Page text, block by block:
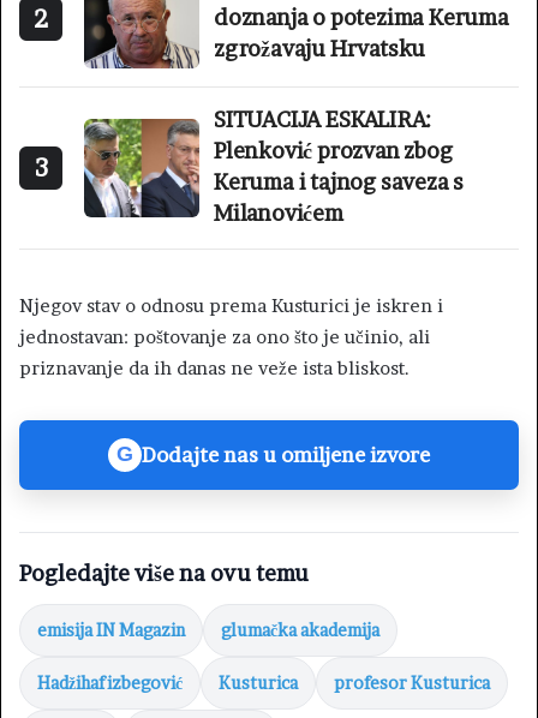
2
doznanja o potezima Keruma
zgrožavaju Hrvatsku
3
SITUACIJA ESKALIRA:
Plenković prozvan zbog
Keruma i tajnog saveza s
Milanovićem
Njegov stav o odnosu prema Kusturici je iskren i
jednostavan: poštovanje za ono što je učinio, ali
priznavanje da ih danas ne veže ista bliskost.
G Dodajte nas u omiljene izvore
Pogledajte više na ovu temu
emisija IN Magazin glumačka akademija
Hadžihafizbegović Kusturica profesor Kusturica